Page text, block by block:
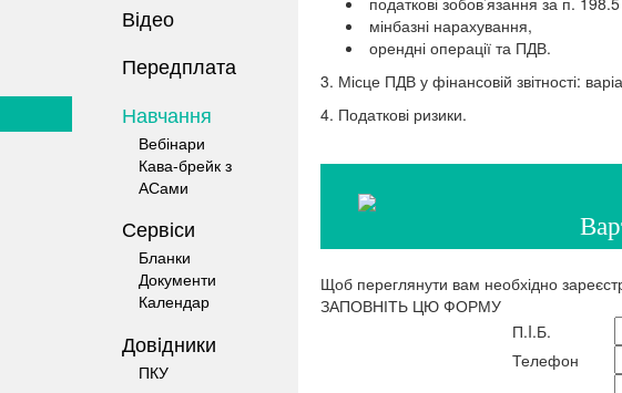
Відео
Передплата
Навчання
Вебінари
Кава-брейк з
АСами
Сервіси
Бланки
Документи
Календар
Довiдники
ПКУ
мінбазні нарахування,
орендні операції та ПДВ.
3. Місце ПДВ у фінансовій звітності:
4. Податкові ризики.
Щоб переглянути вам необхідно
ЗАПОВНІТЬ ЦЮ ФОРМУ
П.I.Б.
Телефон